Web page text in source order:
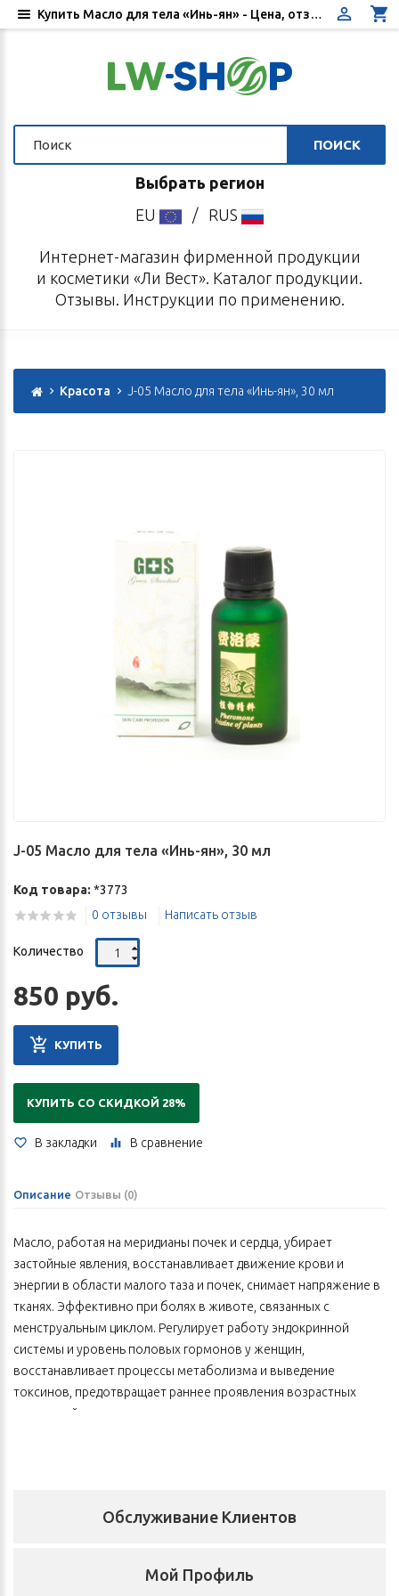
ПОИСК
Выбрать регион
EU
/ RUS
Интернет-магазин фирменной продукции
и косметики «Ли Вест». Каталог продукции.
Отзывы. Инструкции по применению.
Красота J-05 Масло для тела «Инь-ян», 30 мл
J-05 Масло для тела «Инь-ян», 30 мл
Код товара: *3773
0 отзывы
Написать отзыв
Количество
850 руб.
КУПИТЬ
КУПИТЬ СО СКИДКОЙ 28%
В закладки В сравнение
Описание Отзывы (0)
Масло, работая на меридианы почек и сердца, убирает
застойные явления, восстанавливает движение крови и
энергии в области малого таза и почек, снимает напряжение в
тканях. Эффективно при болях в животе, связанных с
менструальным циклом. Регулирует работу эндокринной
системы и уровень половых гормонов у женщин,
восстанавливает процессы метаболизма и выведение
токсинов, предотвращает раннее проявления возрастных
изменений в коже и позволяет надолго сохранить кожу
— 5%, базилик — 5%, розмарин — 5%, гирчовник влагалищный
Обслуживание Клиентов
Мой Профиль
Купить Масло для тела «Инь-ян» - Цена, отзывы, инструкция по применению - Интернет-магазин «Ли Вест»